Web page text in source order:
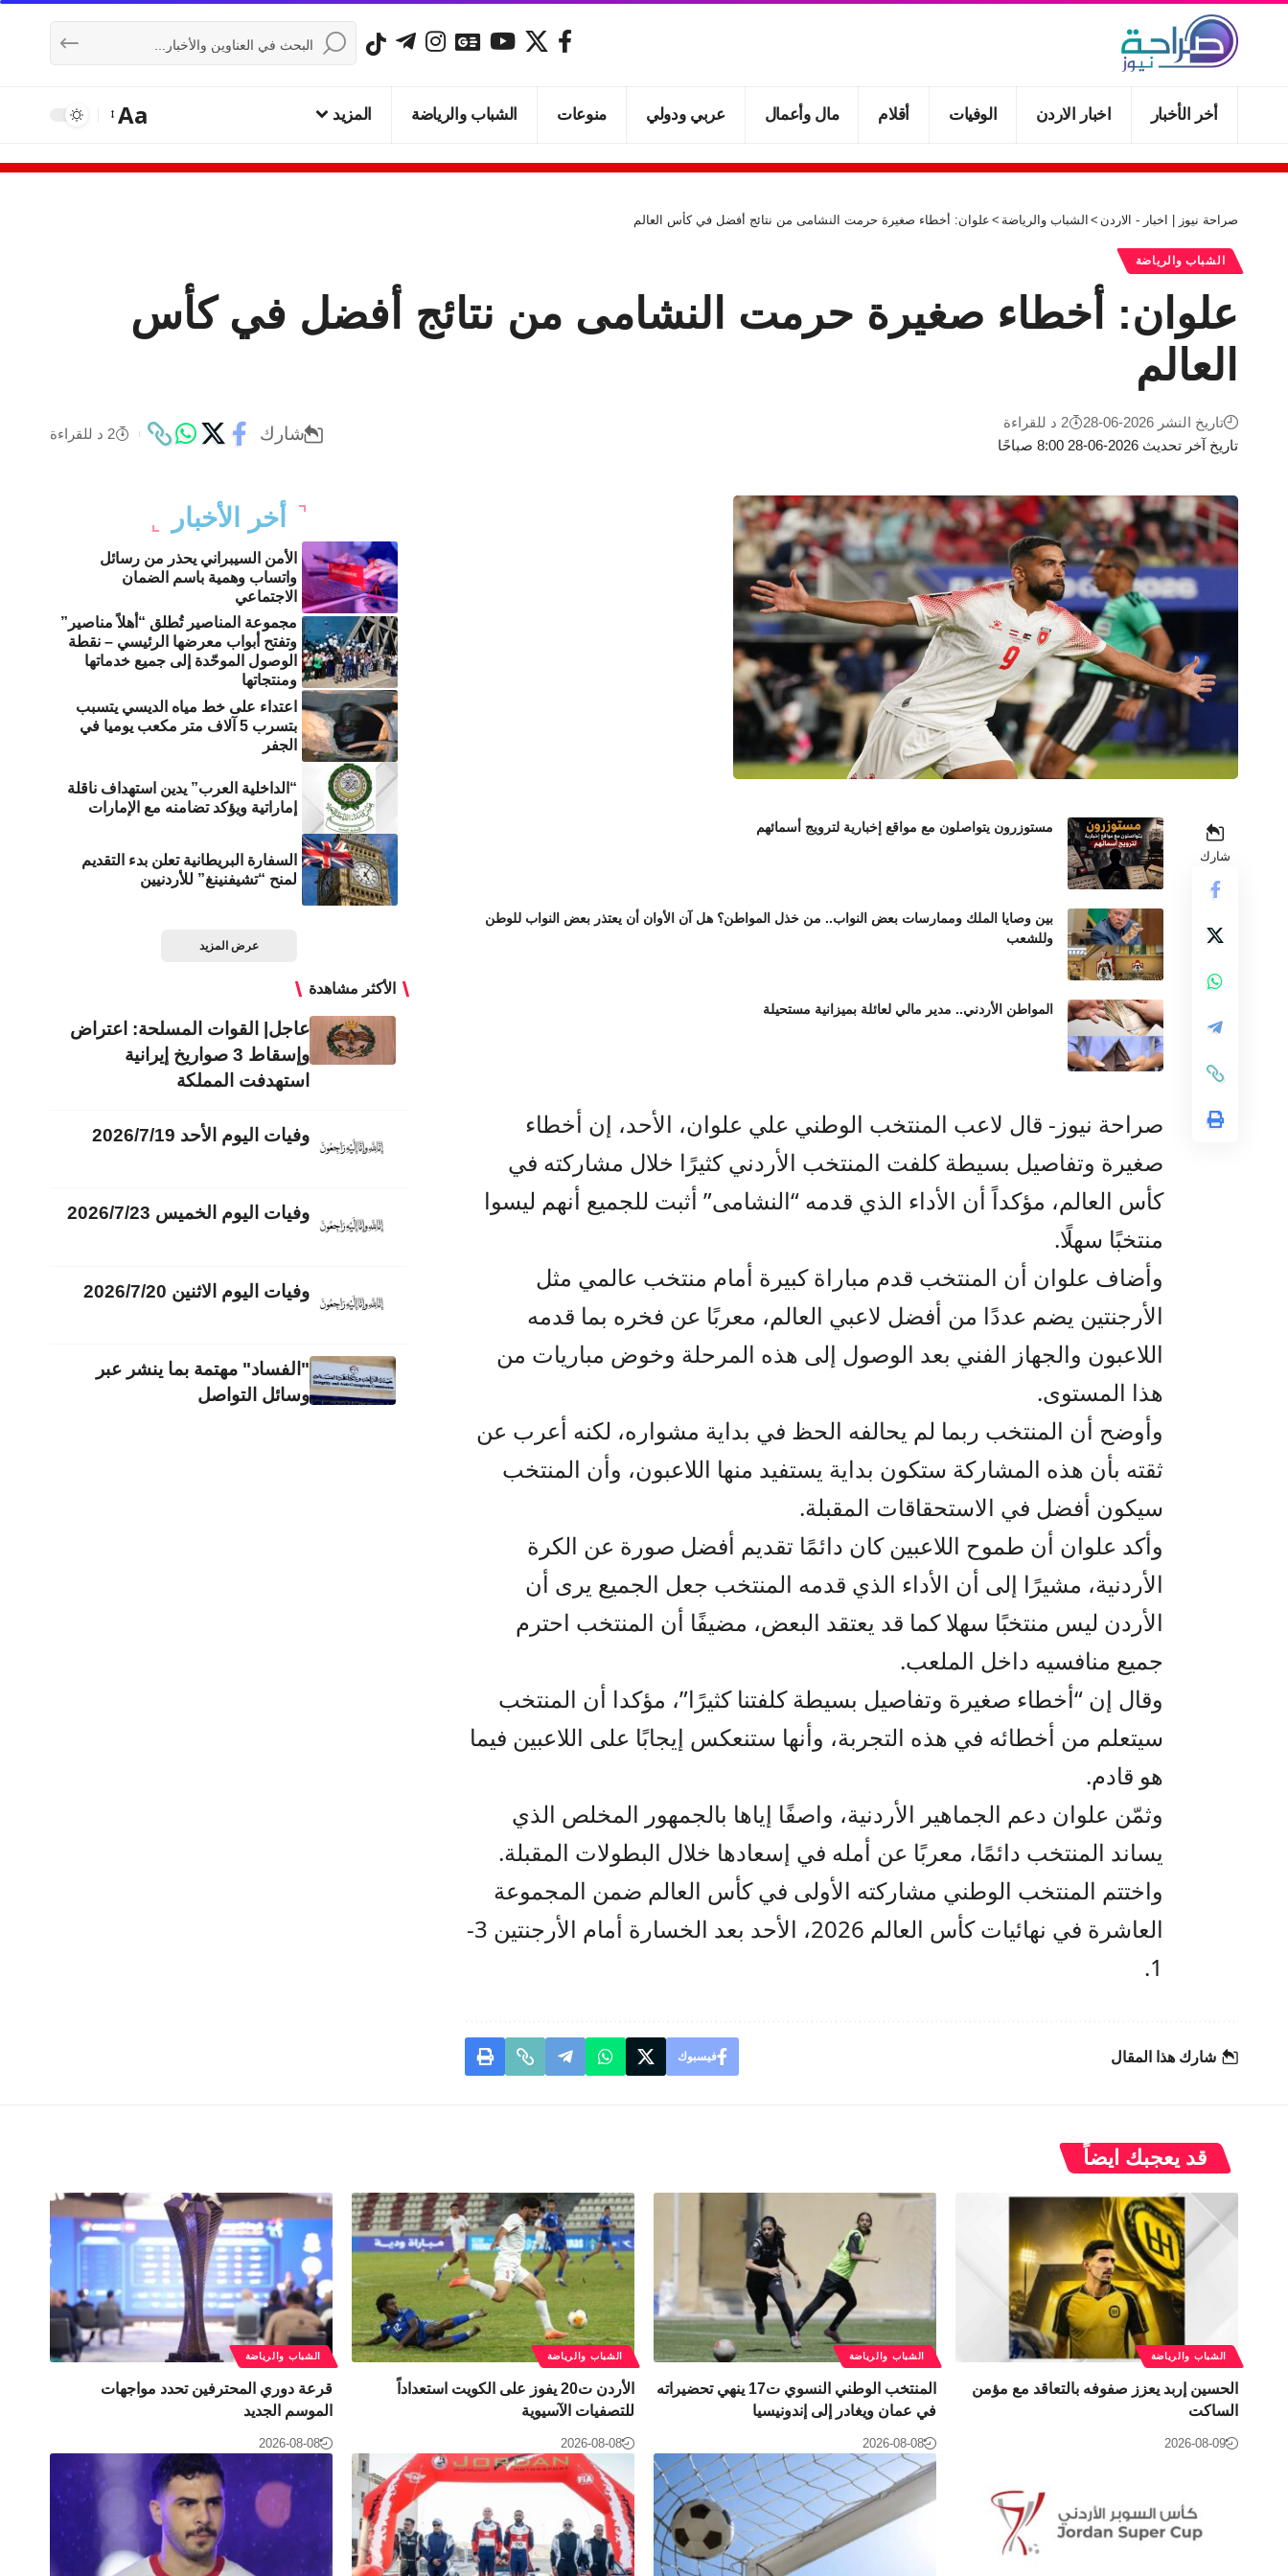
أخر الأخبار اخبار الاردن الوفيات أقلام مال وأعمال عربي ودولي منوعات الشباب والرياضة المزيد Aa
صراحة نيوز | اخبار - الاردن > الشباب والرياضة > علوان: أخطاء صغيرة حرمت النشامى من نتائج أفضل في كأس العالم
الشباب والرياضة
علوان: أخطاء صغيرة حرمت النشامى من نتائج أفضل في كأس
العالم
تاريخ آخر تحديث 2026-06-28 8:00 صباحًا
تاريخ النشر 2026-06-28 2 د للقراءة
شارك 2 د للقراءة
شارك
مستوزرون يتواصلون مع مواقع إخبارية لترويج أسمائهم
بين وصايا الملك وممارسات بعض النواب.. من خذل المواطن؟ هل آن الأوان أن يعتذر بعض النواب للوطن
وللشعب
المواطن الأردني.. مدير مالي لعائلة بميزانية مستحيلة
صراحة نيوز- قال لاعب المنتخب الوطني علي علوان، الأحد، إن أخطاء
صغيرة وتفاصيل بسيطة كلفت المنتخب الأردني كثيرًا خلال مشاركته في
كأس العالم، مؤكداً أن الأداء الذي قدمه “النشامى” أثبت للجميع أنهم ليسوا
منتخبًا سهلًا.
وأضاف علوان أن المنتخب قدم مباراة كبيرة أمام منتخب عالمي مثل
الأرجنتين يضم عددًا من أفضل لاعبي العالم، معربًا عن فخره بما قدمه
اللاعبون والجهاز الفني بعد الوصول إلى هذه المرحلة وخوض مباريات من
هذا المستوى.
وأوضح أن المنتخب ربما لم يحالفه الحظ في بداية مشواره، لكنه أعرب عن
ثقته بأن هذه المشاركة ستكون بداية يستفيد منها اللاعبون، وأن المنتخب
سيكون أفضل في الاستحقاقات المقبلة.
وأكد علوان أن طموح اللاعبين كان دائمًا تقديم أفضل صورة عن الكرة
الأردنية، مشيرًا إلى أن الأداء الذي قدمه المنتخب جعل الجميع يرى أن
الأردن ليس منتخبًا سهلا كما قد يعتقد البعض، مضيفًا أن المنتخب احترم
جميع منافسيه داخل الملعب.
وقال إن “أخطاء صغيرة وتفاصيل بسيطة كلفتنا كثيرًا”، مؤكدا أن المنتخب
سيتعلم من أخطائه في هذه التجربة، وأنها ستنعكس إيجابًا على اللاعبين فيما
هو قادم.
وثمّن علوان دعم الجماهير الأردنية، واصفًا إياها بالجمهور المخلص الذي
يساند المنتخب دائمًا، معربًا عن أمله في إسعادها خلال البطولات المقبلة.
واختتم المنتخب الوطني مشاركته الأولى في كأس العالم ضمن المجموعة
العاشرة في نهائيات كأس العالم 2026، الأحد بعد الخسارة أمام الأرجنتين 3-
1.
شارك هذا المقال فيسبوك
أخر الأخبار
الأمن السيبراني يحذر من رسائل
واتساب وهمية باسم الضمان
الاجتماعي
مجموعة المناصير تُطلق “أهلاً مناصير”
وتفتح أبواب معرضها الرئيسي – نقطة
الوصول الموحّدة إلى جميع خدماتها
ومنتجاتها
اعتداء على خط مياه الديسي يتسبب
بتسرب 5 آلاف متر مكعب يوميا في
الجفر
“الداخلية العرب” يدين استهداف ناقلة
إماراتية ويؤكد تضامنه مع الإمارات
السفارة البريطانية تعلن بدء التقديم
لمنح “تشيفنينغ” للأردنيين
عرض المزيد
الأكثر مشاهدة
عاجل| القوات المسلحة: اعتراض
وإسقاط 3 صواريخ إيرانية
استهدفت المملكة
وفيات اليوم الأحد 2026/7/19
وفيات اليوم الخميس 2026/7/23
وفيات اليوم الاثنين 2026/7/20
"الفساد" مهتمة بما ينشر عبر
وسائل التواصل
قد يعجبك ايضاً
الشباب والرياضة
الحسين إربد يعزز صفوفه بالتعاقد مع مؤمن
الساكت
2026-08-09
الشباب والرياضة
المنتخب الوطني النسوي ت17 ينهي تحضيراته
في عمان ويغادر إلى إندونيسيا
2026-08-08
الشباب والرياضة
الأردن ت20 يفوز على الكويت استعداداً
للتصفيات الآسيوية
2026-08-08
الشباب والرياضة
قرعة دوري المحترفين تحدد مواجهات
الموسم الجديد
2026-08-08